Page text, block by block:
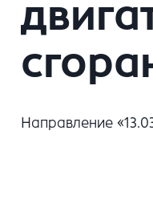
Направление